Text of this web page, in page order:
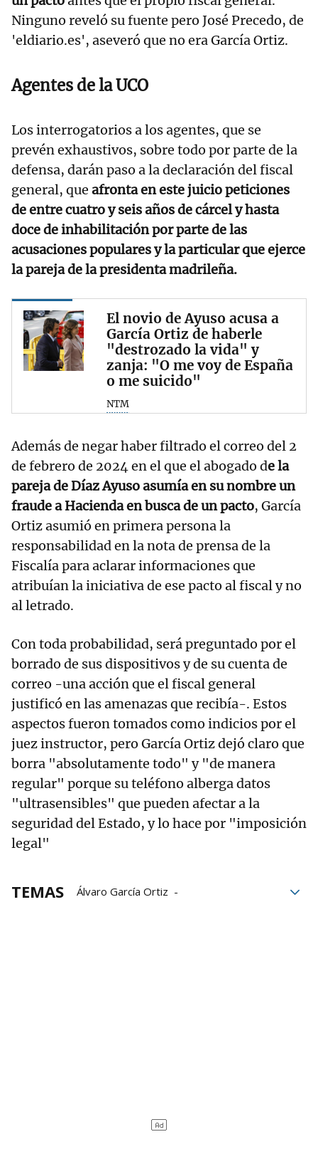
Ninguno reveló su fuente pero José Precedo, de
'eldiario.es', aseveró que no era García Ortiz.
Agentes de la UCO
Los interrogatorios a los agentes, que se
prevén exhaustivos, sobre todo por parte de la
defensa, darán paso a la declaración del fiscal
general, que afronta en este juicio peticiones
de entre cuatro y seis años de cárcel y hasta
doce de inhabilitación por parte de las
acusaciones populares y la particular que ejerce
la pareja de la presidenta madrileña.
El novio de Ayuso acusa a
García Ortiz de haberle
"destrozado la vida" y
zanja: "O me voy de España
o me suicido"
NTM
Además de negar haber filtrado el correo del 2
de febrero de 2024 en el que el abogado de la
pareja de Díaz Ayuso asumía en su nombre un
fraude a Hacienda en busca de un pacto, García
Ortiz asumió en primera persona la
responsabilidad en la nota de prensa de la
Fiscalía para aclarar informaciones que
atribuían la iniciativa de ese pacto al fiscal y no
al letrado.
Con toda probabilidad, será preguntado por el
borrado de sus dispositivos y de su cuenta de
correo -una acción que el fiscal general
justificó en las amenazas que recibía-. Estos
aspectos fueron tomados como indicios por el
juez instructor, pero García Ortiz dejó claro que
borra "absolutamente todo" y "de manera
regular" porque su teléfono alberga datos
"ultrasensibles" que pueden afectar a la
seguridad del Estado, y lo hace por "imposición
legal"
TEMAS
Álvaro García Ortiz